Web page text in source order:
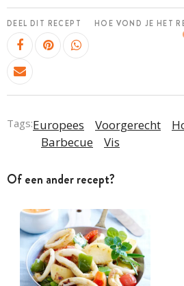
DEEL DIT RECEPT HOE VOND JE HET
Tags:Europees Voorgerecht
Barbecue
Vis
Of een ander recept?